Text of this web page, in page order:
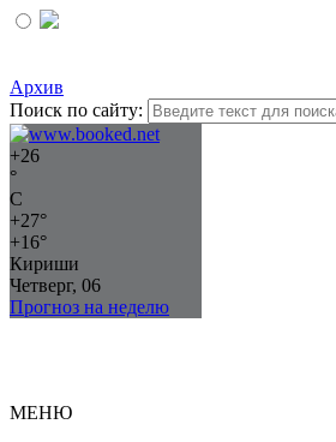
Архив
Поиск по сайту:
+26
°
C
+27°
+16°
Кириши
Четверг, 06
Прогноз на неделю
МЕНЮ